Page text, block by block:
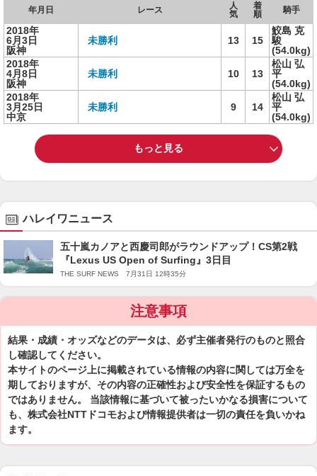
年月日 レース
人
気
着
順
騎手
2018年
6月3日
阪神
未勝利 13 15
鮫島 克
駿
(54.0kg)
2018年
4月8日
阪神
未勝利 10 13
松山 弘
平
(54.0kg)
2018年
3月25日
中京
未勝利 9 14
松山 弘
平
(54.0kg)
もっと見る
ハレイワニュース
五十嵐カノアと西慶司郎がラウンドアップ！CS第2戦
『Lexus US Open of Surfing』3日目
THE SURF NEWS 7月31日 12時35分
注意事項
結果・成績・オッズなどのデータは、必ず主催者発行のものと照合
し確認してください。
本サイトのページ上に掲載されている情報の内容に関しては万全を
期しておりますが、その内容の正確性および安全性を保証するもの
ではありません。 当該情報に基づいて被ったいかなる損害について
も、株式会社NTTドコモおよび情報提供者は一切の責任を負いかね
ます。